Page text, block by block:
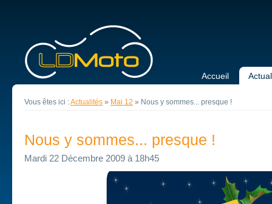
Accueil
Vous êtes ici :Actualités » Mai 12 » Nous y sommes... presque !
Nous y sommes... presque !
Mardi 22 Décembre 2009 à 18h45